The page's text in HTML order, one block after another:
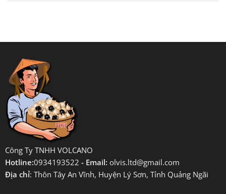
Công Ty TNHH VOLCANO
Hotline:0934193522 - Email: olvis.ltd@gmail.com
Địa chỉ: Thôn Tây An Vĩnh, Huyện Lý Sơn, Tỉnh Quảng Ngãi